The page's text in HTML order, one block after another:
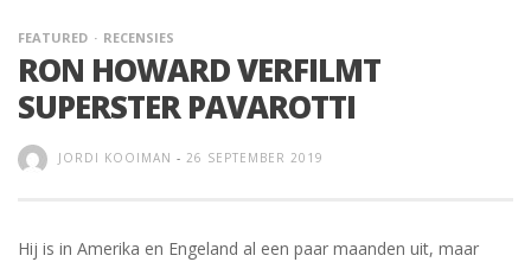
FEATURED RECENSIES
RON HOWARD VERFILMT
SUPERSTER PAVAROTTI
JORDI KOOIMAN - 26 SEPTEMBER 2019
Hij is in Amerika en Engeland al een paar maanden uit, maar